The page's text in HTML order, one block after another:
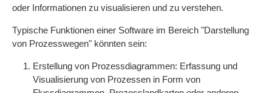
oder Informationen zu visualisieren und zu verstehen.
Typische Funktionen einer Software im Bereich "Darstellung
von Prozesswegen" könnten sein:
Erstellung von Prozessdiagrammen: Erfassung und
Visualisierung von Prozessen in Form von